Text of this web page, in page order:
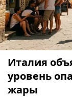
Италия
уровень
жары